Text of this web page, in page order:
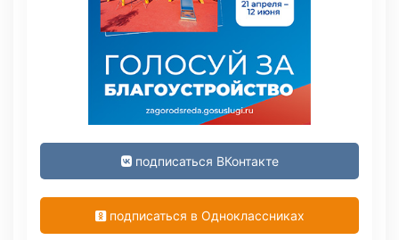
подписаться ВКонтакте
подписаться в Одноклассниках